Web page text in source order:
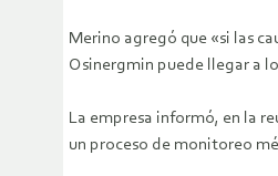
Merino agregó que «si las
Osinergmin puede llegar a
La empresa informó, en la
un proceso de monitoreo